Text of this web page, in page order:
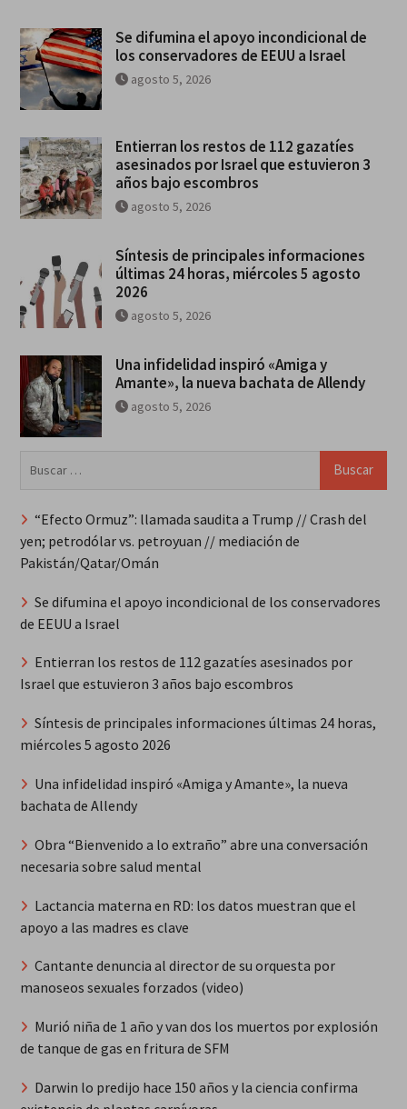
Se difumina el apoyo incondicional de
los conservadores de EEUU a Israel
agosto 5, 2026
Entierran los restos de 112 gazatíes
asesinados por Israel que estuvieron 3
años bajo escombros
agosto 5, 2026
Síntesis de principales informaciones
últimas 24 horas, miércoles 5 agosto
2026
agosto 5, 2026
Una infidelidad inspiró «Amiga y
Amante», la nueva bachata de Allendy
agosto 5, 2026
“Efecto Ormuz”: llamada saudita a Trump // Crash del
yen; petrodólar vs. petroyuan // mediación de
Pakistán/Qatar/Omán
Se difumina el apoyo incondicional de los conservadores
de EEUU a Israel
Entierran los restos de 112 gazatíes asesinados por
Israel que estuvieron 3 años bajo escombros
Síntesis de principales informaciones últimas 24 horas,
miércoles 5 agosto 2026
Una infidelidad inspiró «Amiga y Amante», la nueva
bachata de Allendy
Obra “Bienvenido a lo extraño” abre una conversación
necesaria sobre salud mental
Lactancia materna en RD: los datos muestran que el
apoyo a las madres es clave
Cantante denuncia al director de su orquesta por
manoseos sexuales forzados (video)
Murió niña de 1 año y van dos los muertos por explosión
de tanque de gas en fritura de SFM
Darwin lo predijo hace 150 años y la ciencia confirma